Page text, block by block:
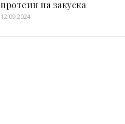
протеин на закуска
12.09.2024